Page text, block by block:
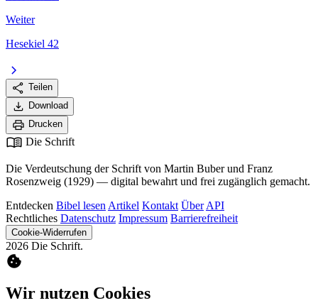
Weiter
Hesekiel 42
chevron_right
share Teilen
download Download
print Drucken
menu_book Die Schrift
Die Verdeutschung der Schrift von Martin Buber und Franz
Rosenzweig (1929) — digital bewahrt und frei zugänglich gemacht.
Entdecken Bibel lesen Artikel Kontakt Über API
Rechtliches Datenschutz Impressum Barrierefreiheit
Cookie-Widerrufen
2026 Die Schrift.
cookie
Wir nutzen Cookies